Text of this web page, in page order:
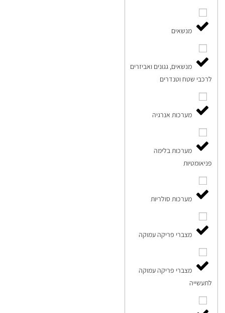
מנשאים
מנשאים, גגונים ואביזרים
לרכבי שטח וטנדרים
מערכות אנרגיה
מערכות בלימה
פניאומטיות
מערכות סולריות
מצברי פריקה עמוקה
מצברי פריקה עמוקה
לתעשייה